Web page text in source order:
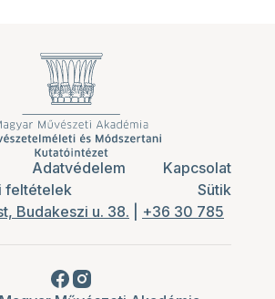
Adatvédelem
Kapcsolat
feltételek
Sütik
Budakeszi u. 38.
+36 30 785